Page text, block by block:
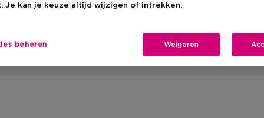
miniatuur
producten*
Belgische e-shop, zolang de voorraad strekt. Aanbod
andere promoties/acties. 1 cadeau per klant. Niet
Je kan je keuze altijd wijzigen of intrekken.
beheren Weigeren